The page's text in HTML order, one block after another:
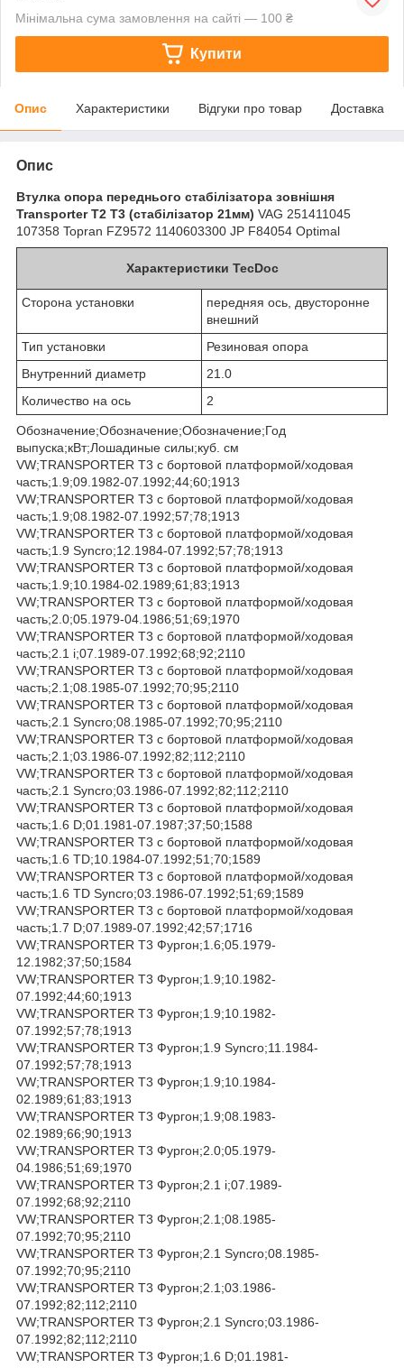
Мінімальна сума замовлення на сайті — 100 ₴
Купити
Опис Характеристики Відгуки про товар Доставка
Опис
Втулка опора переднього стабілізатора зовнішня
Transporter T2 T3 (стабілізатор 21мм) VAG 251411045
107358 Topran FZ9572 1140603300 JP F84054 Optimal
Характеристики TecDoc
Сторона установки
передняя ось, двусторонне
внешний
Тип установки
Резиновая опора
Внутренний диаметр
21.0
Количество на ось
2
Обозначение;Обозначение;Обозначение;Год
выпуска;кВт;Лошадиные силы;куб. см
VW;TRANSPORTER T3 c бортовой платформой/ходовая
часть;1.9;09.1982-07.1992;44;60;1913
VW;TRANSPORTER T3 c бортовой платформой/ходовая
часть;1.9;08.1982-07.1992;57;78;1913
VW;TRANSPORTER T3 c бортовой платформой/ходовая
часть;1.9 Syncro;12.1984-07.1992;57;78;1913
VW;TRANSPORTER T3 c бортовой платформой/ходовая
часть;1.9;10.1984-02.1989;61;83;1913
VW;TRANSPORTER T3 c бортовой платформой/ходовая
часть;2.0;05.1979-04.1986;51;69;1970
VW;TRANSPORTER T3 c бортовой платформой/ходовая
часть;2.1 i;07.1989-07.1992;68;92;2110
VW;TRANSPORTER T3 c бортовой платформой/ходовая
часть;2.1;08.1985-07.1992;70;95;2110
VW;TRANSPORTER T3 c бортовой платформой/ходовая
часть;2.1 Syncro;08.1985-07.1992;70;95;2110
VW;TRANSPORTER T3 c бортовой платформой/ходовая
часть;2.1;03.1986-07.1992;82;112;2110
VW;TRANSPORTER T3 c бортовой платформой/ходовая
часть;2.1 Syncro;03.1986-07.1992;82;112;2110
VW;TRANSPORTER T3 c бортовой платформой/ходовая
часть;1.6 D;01.1981-07.1987;37;50;1588
VW;TRANSPORTER T3 c бортовой платформой/ходовая
часть;1.6 TD;10.1984-07.1992;51;70;1589
VW;TRANSPORTER T3 c бортовой платформой/ходовая
часть;1.6 TD Syncro;03.1986-07.1992;51;69;1589
VW;TRANSPORTER T3 c бортовой платформой/ходовая
часть;1.7 D;07.1989-07.1992;42;57;1716
VW;TRANSPORTER T3 Фургон;1.6;05.1979-
12.1982;37;50;1584
VW;TRANSPORTER T3 Фургон;1.9;10.1982-
07.1992;44;60;1913
VW;TRANSPORTER T3 Фургон;1.9;10.1982-
07.1992;57;78;1913
VW;TRANSPORTER T3 Фургон;1.9 Syncro;11.1984-
07.1992;57;78;1913
VW;TRANSPORTER T3 Фургон;1.9;10.1984-
02.1989;61;83;1913
VW;TRANSPORTER T3 Фургон;1.9;08.1983-
02.1989;66;90;1913
VW;TRANSPORTER T3 Фургон;2.0;05.1979-
04.1986;51;69;1970
VW;TRANSPORTER T3 Фургон;2.1 i;07.1989-
07.1992;68;92;2110
VW;TRANSPORTER T3 Фургон;2.1;08.1985-
07.1992;70;95;2110
VW;TRANSPORTER T3 Фургон;2.1 Syncro;08.1985-
07.1992;70;95;2110
VW;TRANSPORTER T3 Фургон;2.1;03.1986-
07.1992;82;112;2110
VW;TRANSPORTER T3 Фургон;2.1 Syncro;03.1986-
07.1992;82;112;2110
VW;TRANSPORTER T3 Фургон;1.6 D;01.1981-